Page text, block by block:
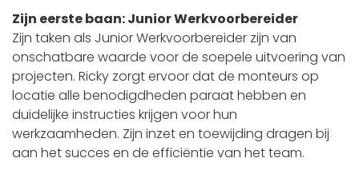
Zijn eerste baan: Junior Werkvoorbereider
Zijn taken als Junior Werkvoorbereider zijn van
onschatbare waarde voor de soepele uitvoering van
projecten. Ricky zorgt ervoor dat de monteurs op
locatie alle benodigdheden paraat hebben en
duidelijke instructies krijgen voor hun
werkzaamheden. Zijn inzet en toewijding dragen bij
aan het succes en de efficiëntie van het team.